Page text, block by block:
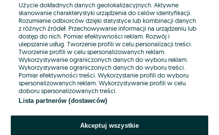
E-mail
Hasło
Nie pamiętasz hasła?
Użycie dokładnych danych geolokalizacyjnych. Aktywne
skanowanie charakterystyki urządzenia do celów identyfikacji.
Rozumienie odbiorców dzięki statystyce lub kombinacji danych
z różnych źródeł. Przechowywanie informacji na urządzeniu lub
dostęp do nich. Pomiar efektywności reklam. Rozwój i
ulepszanie usług. Tworzenie profili w celu personalizacji treści.
Tworzenie profili w celu spersonalizowanych reklam.
Wykorzystywanie ograniczonych danych do wyboru reklam.
Wykorzystywanie ograniczonych danych do wyboru treści.
Pomiar efektywności treści. Wykorzystanie profili do wyboru
spersonalizowanych reklam. Wykorzystywanie profili w celu
doboru spersonalizowanych treści.
Lista partnerów (dostawców)
Akceptuj wszystkie